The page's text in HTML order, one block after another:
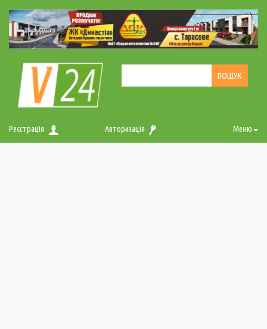
Реєстрація Авторизація Меню